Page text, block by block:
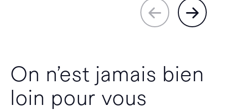
On n’est jamais bien
loin pour vous